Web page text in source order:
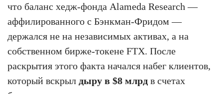
что баланс хедж-фонда Alameda Research —
аффилированного с Бэнкман-Фридом —
держался не на независимых активах, а на
собственном бирже-токене FTX. После
раскрытия этого факта начался набег клиентов,
который вскрыл дыру в $8 млрд в счетах